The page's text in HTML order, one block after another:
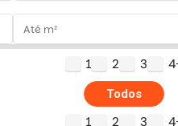
1 2 3
Todos
1 2 3